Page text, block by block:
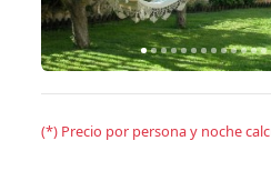
(*) Precio por persona y noche